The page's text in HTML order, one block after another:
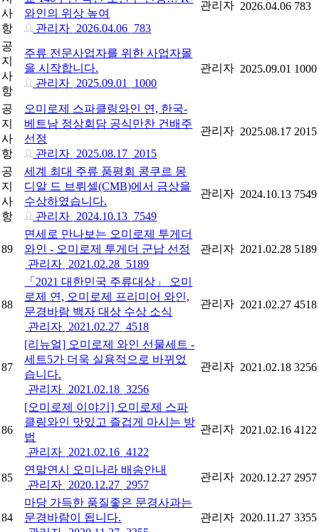
사
항
와인의 위상 높여
관리자
2026.04.06 783
관리자 2026.04.06 783
공
지
사
항
주류 전문사업자를 위한 사업자몰
을 시작합니다.
관리자
2025.09.01 1000
관리자 2025.09.01 1000
공
지
사
항
오미로제 스파클링와인 연, 한국-
베트남 정상회담 공식만찬 건배주
선정
관리자
2025.08.17 2015
관리자 2025.08.17 2015
공
지
사
항
세계 최대 주류 품평회 콩쿠르 몽
디알 드 브뤼셀(CMB)에서 금상을
수상하였습니다.
관리자
2024.10.13 7549
관리자 2024.10.13 7549
89
면세로 만나보는 오미로제 투게더
와인 - 오미로제 투게더 군납 선정
관리자
2021.02.28 5189
관리자 2021.02.28 5189
88
「2021 대한민국 주류대상」 오미
로제 연, 오미로제 프리미어 와인,
문경바람 백자 대상 수상 소식
관리자 2021.02.27 4518
관리자 2021.02.27 4518
87
[리뉴얼] 오미로제 와인 선물세트 -
세트5가 더욱 실용적으로 바뀌었
습니다.
관리자 2021.02.18 3256
관리자 2021.02.18 3256
86
[오미로제 이야기] 오미로제 스파
클링와인 맛있고 즐겁게 마시는 방
법
관리자 2021.02.16 4122
관리자 2021.02.16 4122
85
연말연시 오미나라 배송안내
관리자 2020.12.27 2957
관리자 2020.12.27 2957
84
마당 가득한 품질좋은 문경사과는
문경바람이 됩니다.
관리자 2020.11.27 3355